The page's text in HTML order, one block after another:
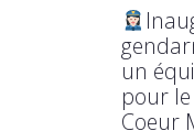
un
pour
Coeur